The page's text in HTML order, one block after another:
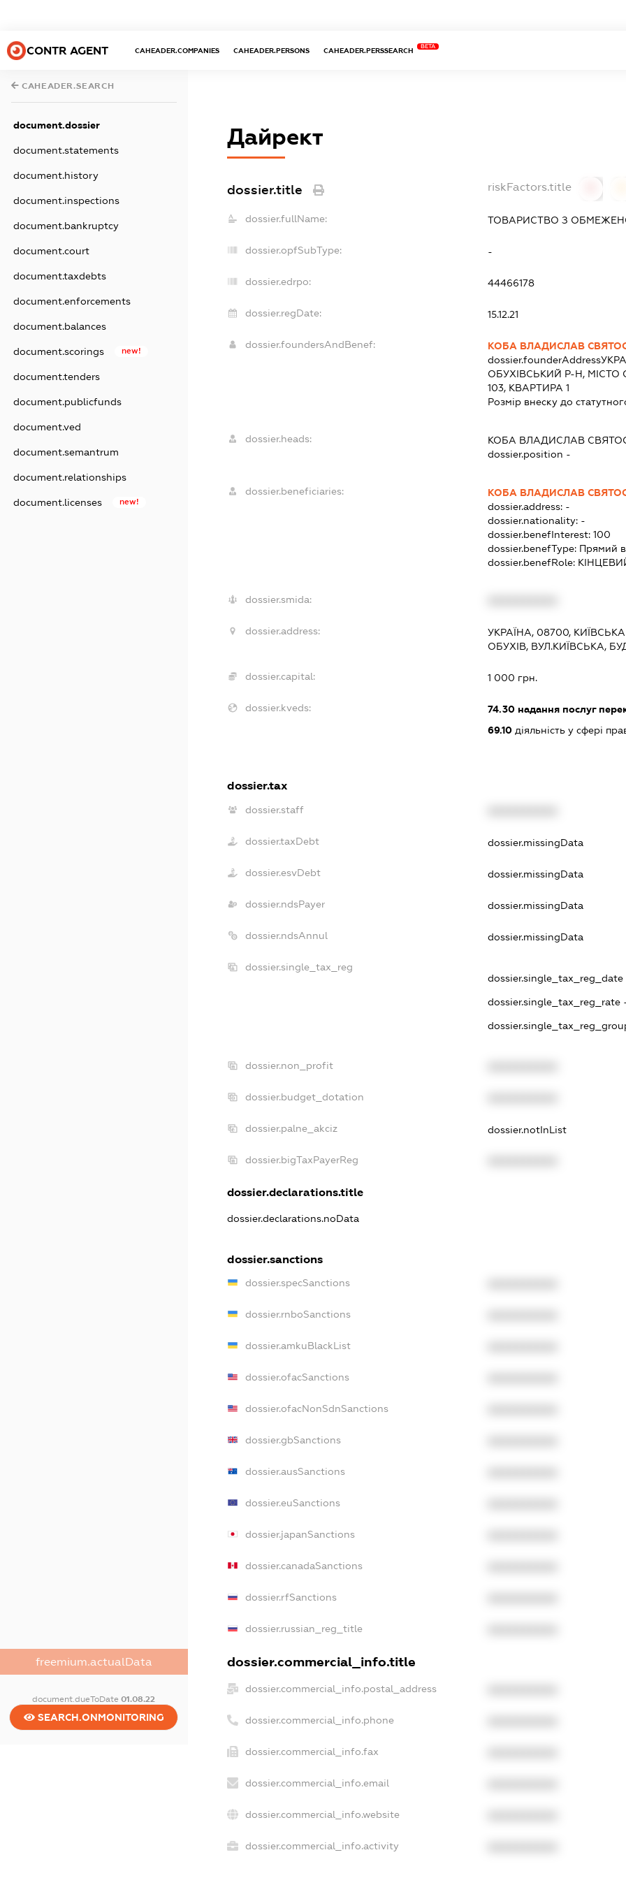
CONTR AGENT CAHEADER.COMPANIES CAHEADER.PERSONS CAHEADER.PERSSEARCH
BETA
CAHEADER.SEARCH
document.dossier
document.statements
document.history
document.inspections
document.bankruptcy
document.court
document.taxdebts
document.enforcements
document.balances
document.scorings new!
document.tenders
document.publicfunds
document.ved
document.semantrum
document.relationships
document.licenses new!
freemium.actualData
document.dueToDate01.08.22
SEARCH.ONMONITORING
Дайрект
dossier.title riskFactors.title
dossier.fullName: ТОВАРИСТВО З
dossier.opfSubType: -
dossier.edrpo: 44466178
dossier.regDate: 15.12.21
dossier.foundersAndBenef:
КОБА ВЛАДИСЛАВ
dossier.founderAddress
ОБУХІВСЬКИЙ Р-Н, МІСТО
103, КВАРТИРА 1
Розмір внеску до
dossier.heads: КОБА ВЛАДИСЛАВ
dossier.position -
dossier.beneficiaries:
КОБА ВЛАДИСЛАВ
dossier.address: -
dossier.nationality: -
dossier.benefInterest: 100
dossier.benefType: Прямий
dossier.benefRole:
dossier.smida:
dossier.address:
УКРАЇНА, 08700,
ОБУХІВ, ВУЛ.КИЇВСЬКА,
dossier.capital: 1 000 грн.
dossier.kveds: 74.30надання послуг
69.10діяльність у сфері
dossier.tax
dossier.staff
dossier.taxDebt dossier.missingData
dossier.esvDebt dossier.missingData
dossier.ndsPayer dossier.missingData
dossier.ndsAnnul dossier.missingData
dossier.single_tax_reg
dossier.single_tax_reg_date -
dossier.single_tax_reg_rate
dossier.non_profit
dossier.budget_dotation
dossier.palne_akciz dossier.notInList
dossier.bigTaxPayerReg
dossier.declarations.title
dossier.declarations.noData
dossier.sanctions
dossier.specSanctions
dossier.rnboSanctions
dossier.amkuBlackList
dossier.ofacSanctions
dossier.ofacNonSdnSanctions
dossier.gbSanctions
dossier.ausSanctions
dossier.euSanctions
dossier.japanSanctions
dossier.canadaSanctions
dossier.rfSanctions
dossier.russian_reg_title
dossier.commercial_info.title
dossier.commercial_info.postal_address
dossier.commercial_info.phone
dossier.commercial_info.fax
dossier.commercial_info.email
dossier.commercial_info.website
dossier.commercial_info.activity